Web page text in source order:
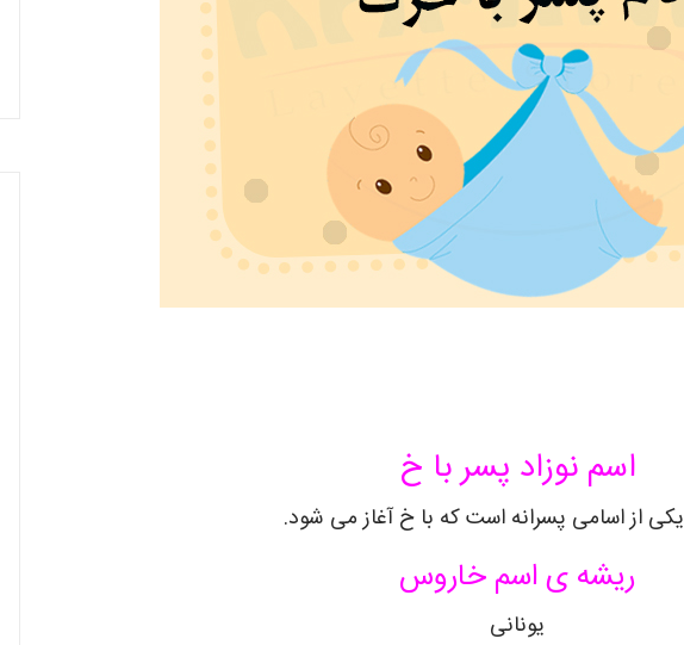
اسم نوزاد پسر با خ
یکی از اسامی پسرانه است که با خ آغاز می شود.
ریشه ی اسمخاروس
یونانی